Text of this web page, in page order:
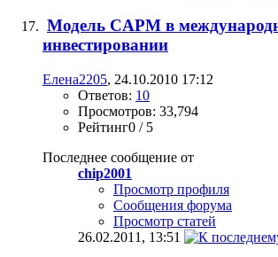
Модель CAPM в
инвестировании
Елена2205, 24.10.2010 17:12
Ответов: 10
Просмотров: 33,794
Рейтинг0 / 5
Последнее сообщение от
chip2001
Просмотр профиля
Сообщения форума
Просмотр статей
26.02.2011, 13:51